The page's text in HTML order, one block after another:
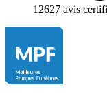
12627 avis